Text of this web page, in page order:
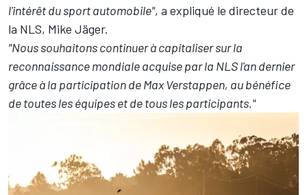
l'intérêt du sport automobile", a expliqué le directeur de
la NLS, Mike Jäger.
"Nous souhaitons continuer à capitaliser sur la
reconnaissance mondiale acquise par la NLS l'an dernier
grâce à la participation de Max Verstappen, au bénéfice
de toutes les équipes et de tous les participants."